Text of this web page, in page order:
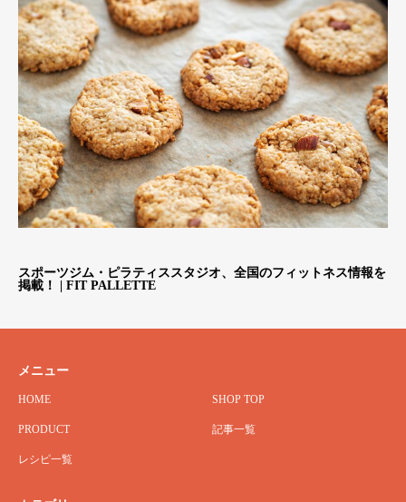
スポーツジム・ピラティススタジオ、全国のフィットネス情報を
掲載！ | FIT PALLETTE
メニュー
HOME SHOP TOP
PRODUCT 記事一覧
レシピ一覧